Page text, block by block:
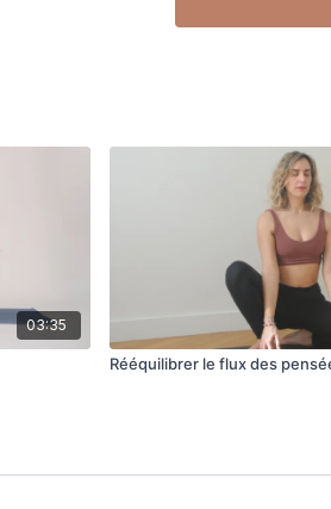
– Te reconnecter
03:35
Rééquilibrer le flux des